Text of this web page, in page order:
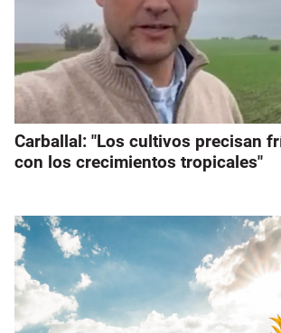
Carballal: "Los cultivos precisan
con los crecimientos tropicales"